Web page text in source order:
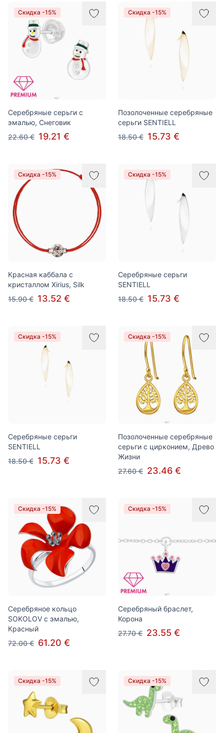
Скидка -15%
Серебряные серьги с
эмалью, Снеговик
22.60 € 19.21 €
Скидка -15%
Позолоченные серебряные
серьги SENTIELL
18.50 € 15.73 €
Скидка -15%
Красная каббала с
кристаллом Xirius, Silk
15.90 € 13.52 €
Скидка -15%
Серебряные серьги
SENTIELL
18.50 € 15.73 €
Скидка -15%
Серебряные серьги
SENTIELL
18.50 € 15.73 €
Скидка -15%
Позолоченные серебряные
серьги с цирконием, Древо
Жизни
27.60 € 23.46 €
Скидка -15%
Серебряное кольцо
SOKOLOV с эмалью,
Красный
72.00 € 61.20 €
Скидка -15%
Серебряный браслет,
Корона
27.70 € 23.55 €
Скидка -15% Скидка -15%